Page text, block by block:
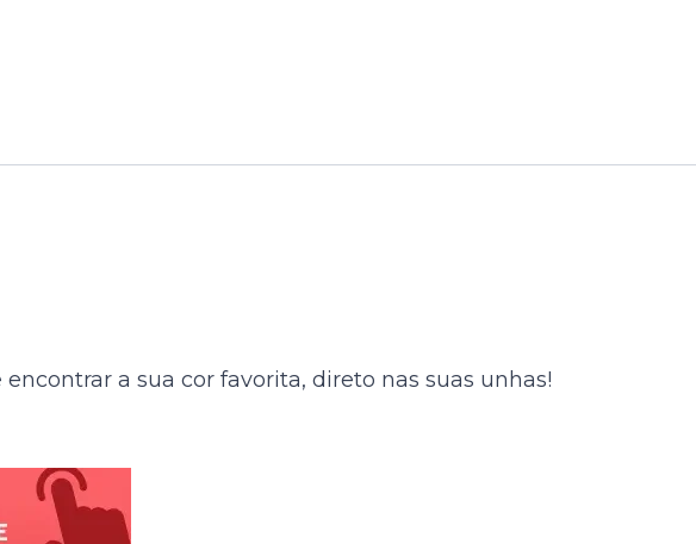
a sua cor favorita, direto nas suas unhas!